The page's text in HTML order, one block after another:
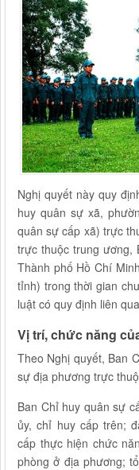
Nghị quyết này quy
huy quân sự xã,
quân sự cấp xã) trực
trực thuộc trung ương,
Thành phố Hồ Chí
tỉnh) trong thời gian
luật có quy định liên
Vị trí, chức năng
Theo Nghị quyết, Ban
sự địa phương trực
Ban Chỉ huy quân sự
ủy, chỉ huy cấp trên;
cấp thực hiện chức
phòng ở địa phương;